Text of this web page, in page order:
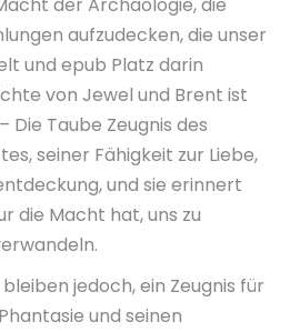
aufzudecken, die unser
und epub Platz darin
von Jewel und Brent ist
Die Taube Zeugnis des
seiner Fähigkeit zur Liebe,
und sie erinnert
die Macht hat, uns zu
jedoch, ein Zeugnis für
und seinen